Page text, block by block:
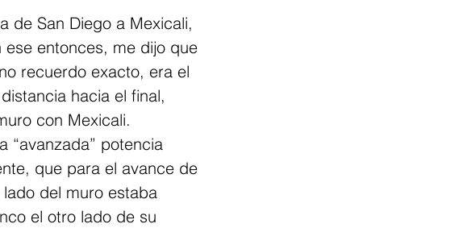
de San Diego a Mexicali,
ese entonces, me dijo que
recuerdo exacto, era el
hacia el final,
con Mexicali.
“avanzada” potencia
que para el avance de
del muro estaba
el otro lado de su